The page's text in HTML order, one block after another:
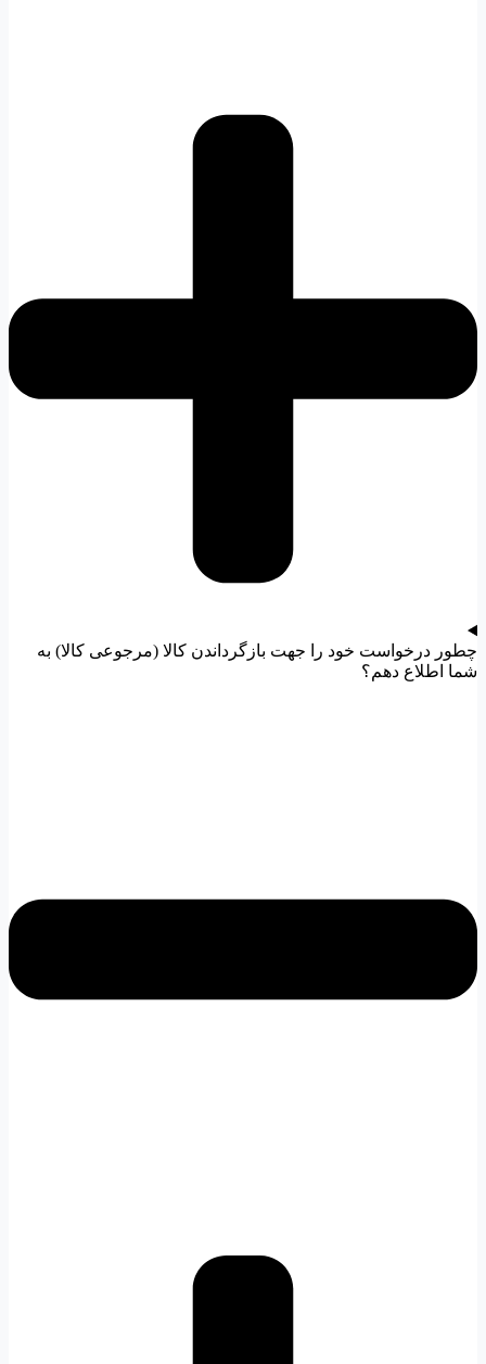
چطور درخواست خود را جهت بازگرداندن کالا (مرجوعی کالا) به
شما اطلاع دهم؟